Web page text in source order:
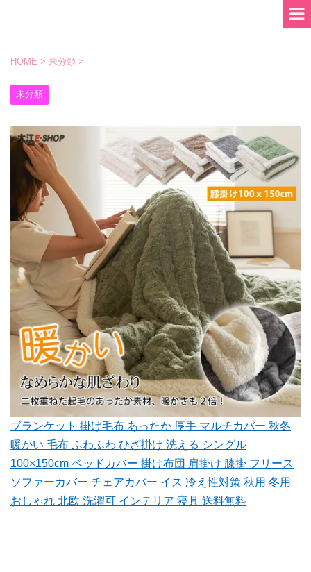
HOME > 未分類 >
未分類
ブランケット 掛け毛布 あったか 厚手 マルチカバー 秋冬
暖かい 毛布 ふわふわ ひざ掛け 洗える シングル
100×150cm ベッドカバー 掛け布団 肩掛け 膝掛 フリース
ソファーカバー チェアカバー イス 冷え性対策 秋用 冬用
おしゃれ 北欧 洗濯可 インテリア 寝具 送料無料